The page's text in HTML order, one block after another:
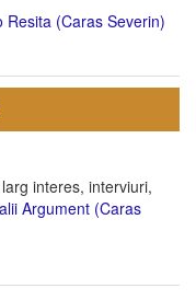
Resita (Caras Severin)
interes, interviuri,
Argument (Caras